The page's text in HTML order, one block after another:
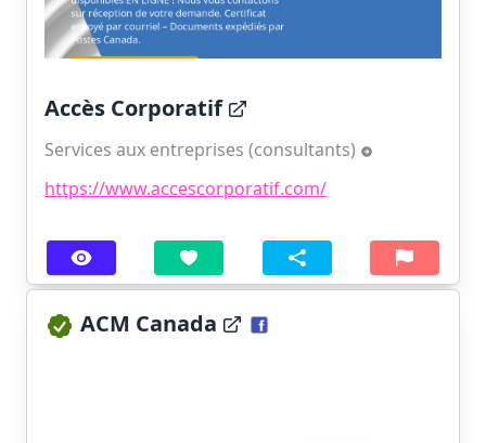
Accès Corporatif
Services aux entreprises (consultants)
https://www.accescorporatif.com/
ACM Canada